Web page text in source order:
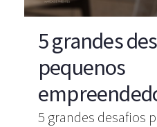
5 grandes
pequenos
5 grandes desafios